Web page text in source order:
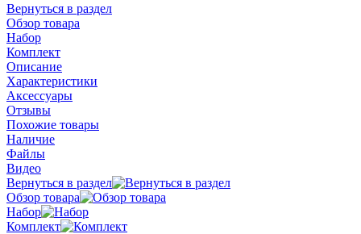
Вернуться в раздел
Обзор товара
Набор
Комплект
Описание
Характеристики
Аксессуары
Отзывы
Похожие товары
Наличие
Файлы
Видео
Вернуться в раздел
Обзор товара
Набор
Комплект